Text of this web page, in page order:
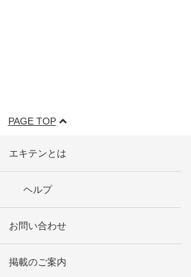
PAGE TOP
エキテンとは
ヘルプ
お問い合わせ
掲載のご案内